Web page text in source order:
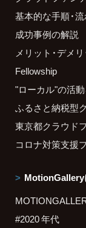
基本的な手順・
成功事例の解説
メリット・デメ
Fellowship
"ローカル"の活
ふるさと納税型
東京都クラウド
コロナ対策支援
MotionGallery
#2020 年代